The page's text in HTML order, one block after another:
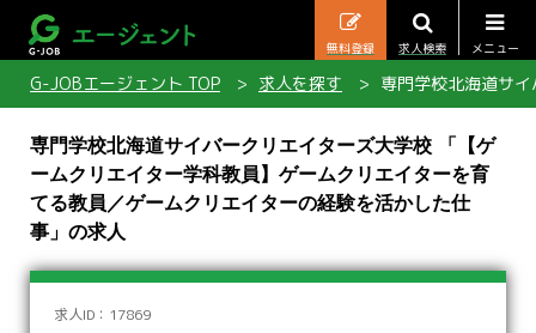
メニュー
求人検索
無料登録
G-JOBエージェント TOP 求人を探す 専門学校北海道サ
専門学校北海道サイバークリエイターズ大学校 「【ゲ
ームクリエイター学科教員】ゲームクリエイターを育
てる教員／ゲームクリエイターの経験を活かした仕
事」の求人
求人ID：17869